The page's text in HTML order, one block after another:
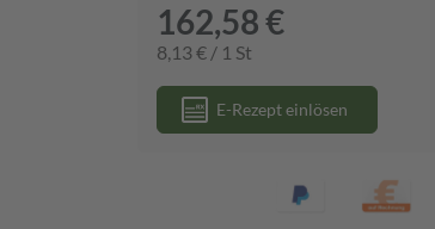
162,58 €
8,13 € / 1 St
E-Rezept einlösen